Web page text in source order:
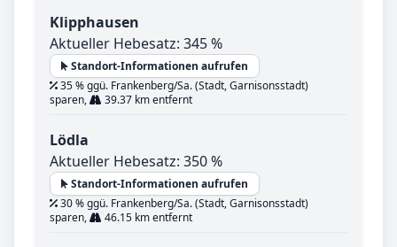
Klipphausen
Aktueller Hebesatz: 345 %
Standort-Informationen aufrufen
35 % ggü. Frankenberg/Sa. (Stadt, Garnisonsstadt)
sparen,
39.37 km entfernt
Lödla
Aktueller Hebesatz: 350 %
Standort-Informationen aufrufen
30 % ggü. Frankenberg/Sa. (Stadt, Garnisonsstadt)
sparen,
46.15 km entfernt